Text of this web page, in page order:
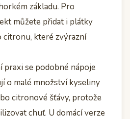
základu. Pro
můžete přidat i plátky
citronu, které zvýrazní
praxi se podobné nápoje
o malé množství kyseliny
citronové šťávy, protože
chuť. U domácí verze